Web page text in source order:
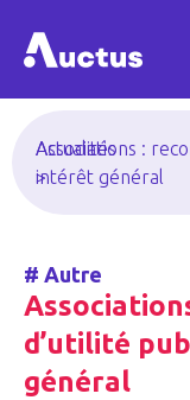
Actualités
>
Associations :
intérêt général
# Autre
d’utilité
général